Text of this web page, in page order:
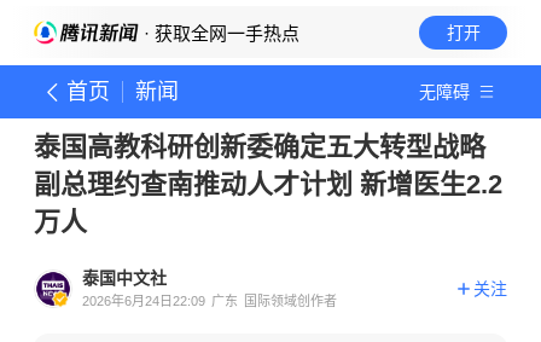
· 获取全网一手热点 打开
首页 新闻 无障碍
泰国高教科研创新委确定五大转型战略
副总理约查南推动人才计划 新增医生2.2
万人
泰国中文社
2026年6月24日22:09 广东 国际领域创作者
关注